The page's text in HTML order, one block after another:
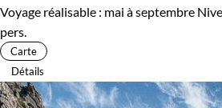
Voyage réalisable : mai à septembre
pers.
Carte
Détails